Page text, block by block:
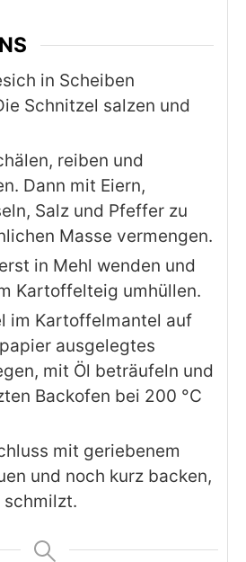
in Scheiben
Schnitzel salzen und
reiben und
Dann mit Eiern,
Salz und Pfeffer zu
Masse vermengen.
in Mehl wenden und
Kartoffelteig umhüllen.
im Kartoffelmantel auf
ausgelegtes
mit Öl beträufeln und
Backofen bei 200 °C
mit geriebenem
und noch kurz backen,
schmilzt.